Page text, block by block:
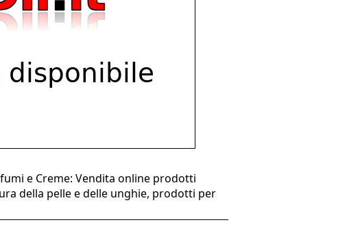
e Creme: Vendita online prodotti
della pelle e delle unghie, prodotti per